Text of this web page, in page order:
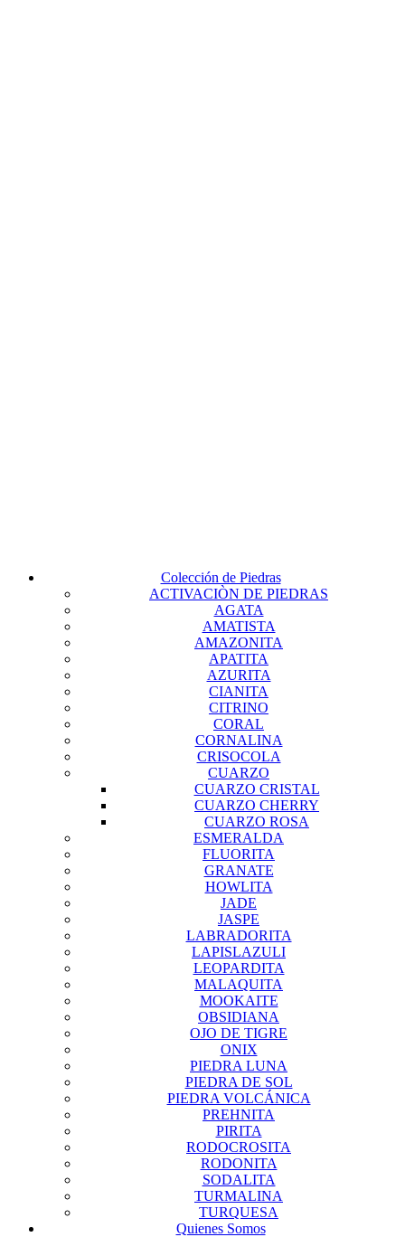
Colección de Piedras
ACTIVACIÒN DE PIEDRAS
AGATA
AMATISTA
AMAZONITA
APATITA
AZURITA
CIANITA
CITRINO
CORAL
CORNALINA
CRISOCOLA
CUARZO
CUARZO CRISTAL
CUARZO CHERRY
CUARZO ROSA
ESMERALDA
FLUORITA
GRANATE
HOWLITA
JADE
JASPE
LABRADORITA
LAPISLAZULI
LEOPARDITA
MALAQUITA
MOOKAITE
OBSIDIANA
OJO DE TIGRE
ONIX
PIEDRA LUNA
PIEDRA DE SOL
PIEDRA VOLCÁNICA
PREHNITA
PIRITA
RODOCROSITA
RODONITA
SODALITA
TURMALINA
TURQUESA
Quienes Somos